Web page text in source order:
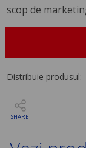
scop de
Distribuie produsul:
SHARE